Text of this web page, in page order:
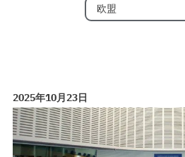
欧盟
2025年10月23日